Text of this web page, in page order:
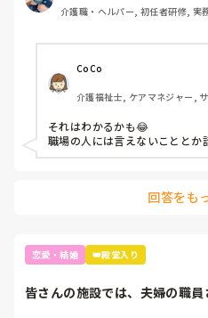
介護職・ヘルパー, 初任者研修, 実
CoCo
介護福祉士, ケアマネジャー,
それはわかるかも😂
職場の人には言えないこととか
回答をも
恋愛・結婚 👑殿堂入り
皆さんの施設では、夫婦の職